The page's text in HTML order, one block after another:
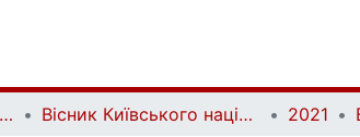
Наукова періодика | Scientific periodicals Вісник Київського національного університету імені Тараса Шевченка. Літературознавство. Мовознавство. Фольклористика | Bulletin of Taras Shevchenko National University of Kyiv. Literary Studies. Linguistics. Folklore Studies 2021